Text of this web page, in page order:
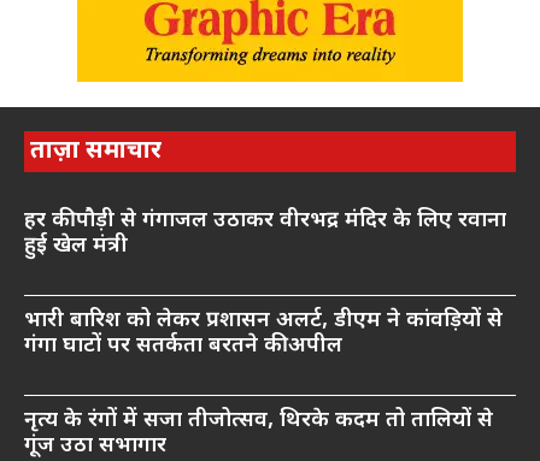
ताज़ा समाचार
हर की पौड़ी से गंगाजल उठाकर वीरभद्र मंदिर के लिए रवाना
हुई खेल मंत्री
भारी बारिश को लेकर प्रशासन अलर्ट, डीएम ने कांवड़ियों से
गंगा घाटों पर सतर्कता बरतने की अपील
नृत्य के रंगों में सजा तीजोत्सव, थिरके कदम तो तालियों से
गूंज उठा सभागार